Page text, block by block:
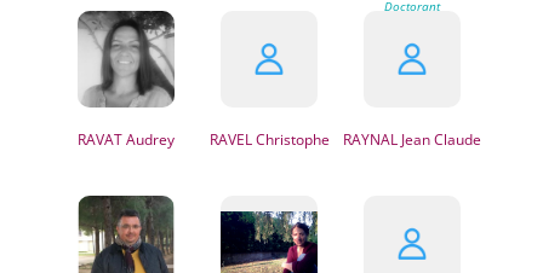
RAVATAudrey RAVELChristophe RAYNAL Jean Claude